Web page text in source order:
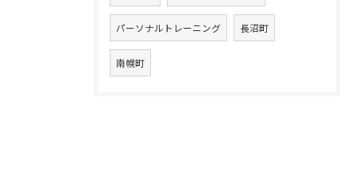
パーソナルトレーニング 長沼町
南幌町